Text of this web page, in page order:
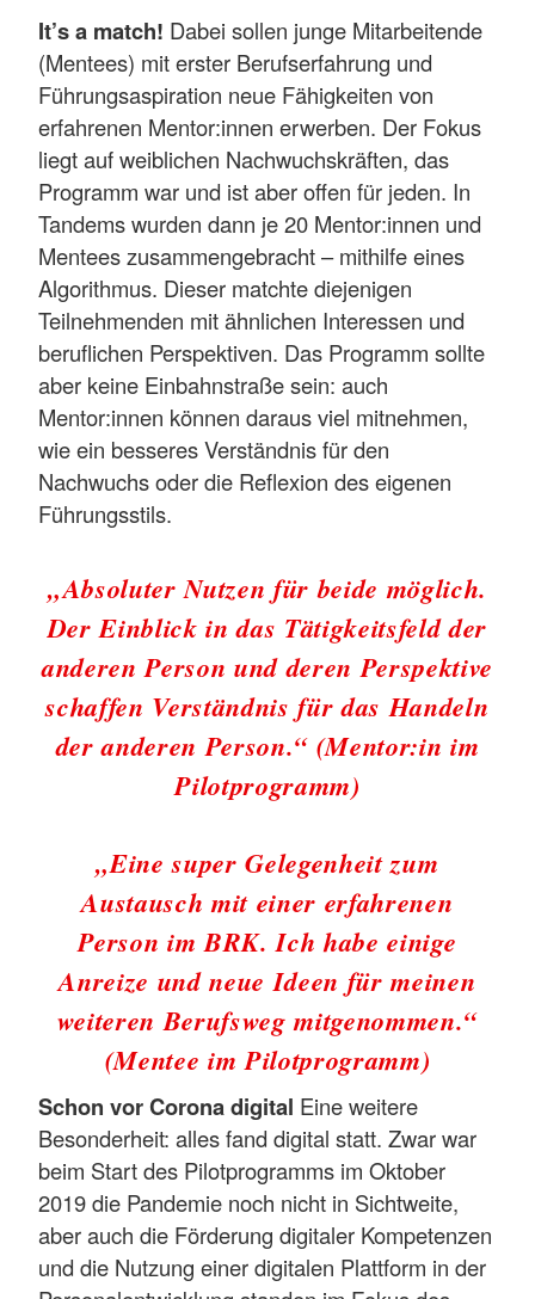
It’s a match! Dabei sollen junge Mitarbeitende
(Mentees) mit erster Berufserfahrung und
Führungsaspiration neue Fähigkeiten von
erfahrenen Mentor:innen erwerben. Der Fokus
liegt auf weiblichen Nachwuchskräften, das
Programm war und ist aber offen für jeden. In
Tandems wurden dann je 20 Mentor:innen und
Mentees zusammengebracht – mithilfe eines
Algorithmus. Dieser matchte diejenigen
Teilnehmenden mit ähnlichen Interessen und
beruflichen Perspektiven. Das Programm sollte
aber keine Einbahnstraße sein: auch
Mentor:innen können daraus viel mitnehmen,
wie ein besseres Verständnis für den
Nachwuchs oder die Reflexion des eigenen
Führungsstils.
„Absoluter Nutzen für beide möglich.
Der Einblick in das Tätigkeitsfeld der
anderen Person und deren Perspektive
schaffen Verständnis für das Handeln
der anderen Person.“ (Mentor:in im
Pilotprogramm)
„Eine super Gelegenheit zum
Austausch mit einer erfahrenen
Person im BRK. Ich habe einige
Anreize und neue Ideen für meinen
weiteren Berufsweg mitgenommen.“
(Mentee im Pilotprogramm)
Schon vor Corona digital Eine weitere
Besonderheit: alles fand digital statt. Zwar war
beim Start des Pilotprogramms im Oktober
2019 die Pandemie noch nicht in Sichtweite,
aber auch die Förderung digitaler Kompetenzen
und die Nutzung einer digitalen Plattform in der